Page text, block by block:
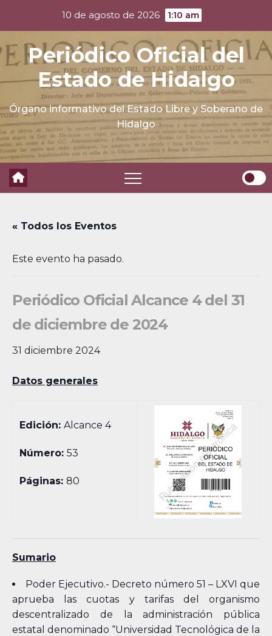
content
10 de agosto de 2026 1:10 am
Periódico Oficial del
Estado de Hidalgo
Órgano informativo del Estado Libre y Soberano de
Hidalgo
« Todos los Eventos
Este evento ha pasado.
Periódico Oficial Alcance 4 del 31
de diciembre de 2024
31 diciembre 2024
Datos generales
Edición:Alcance 4
Número:53
Páginas:80
Sumario
Poder Ejecutivo.- Decreto número 51 – LXVI que
aprueba las cuotas y tarifas del organismo
descentralizado de la administración pública
estatal denominado “Universidad Tecnológica de la